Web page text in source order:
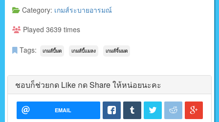
Category: เกมส์ระบายอารมณ์
Played 3639 times
Tags: เกมส์บี้มด เกมส์บี้แมลง เกมส์จิ้มมด
ชอบก็ช่วยกด Like กด Share ให้หน่อยนะคะ
EMAIL